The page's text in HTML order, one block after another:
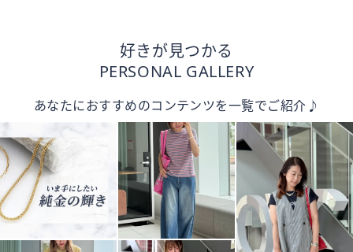
好きが見つかる
PERSONAL GALLERY
あなたにおすすめのコンテンツを一覧でご紹介♪